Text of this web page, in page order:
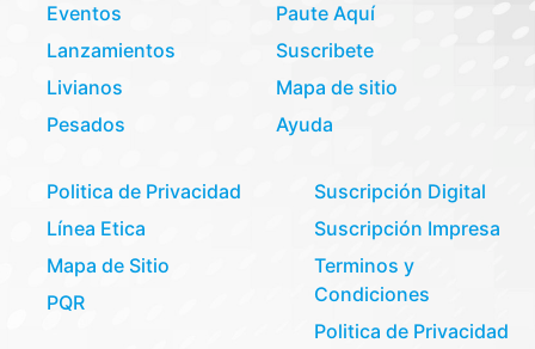
Eventos
Lanzamientos
Livianos
Pesados
Paute Aquí
Suscribete
Mapa de sitio
Ayuda
Politica de Privacidad
Línea Etica
Mapa de Sitio
PQR
Suscripción Digital
Suscripción Impresa
Terminos y
Condiciones
Politica de Privacidad